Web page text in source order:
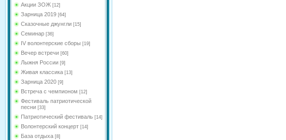
Акции ЗОЖ [12]
Зарница 2019 [64]
Сказочные джунгли [15]
Семинар [36]
IV волонтерские сборы [19]
Вечер встречи [60]
Лыжня России [9]
Живая классика [13]
Зарница 2020 [9]
Встреча с чемпионом [12]
Фестиваль патриотической
песни [33]
Патриотический фестиваль [14]
Волонтерский концерт [14]
База отдыха [8]